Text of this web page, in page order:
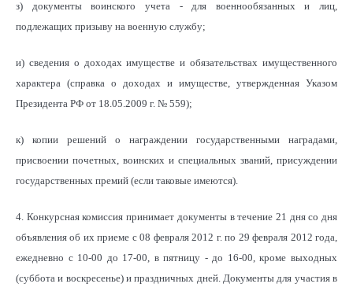
з) документы воинского учета - для военнообязанных и лиц,
подлежащих призыву на военную службу;
и) сведения о доходах имуществе и обязательствах имущественного
характера (справка о доходах и имуществе, утвержденная Указом
Президента РФ от 18.05.2009 г. № 559);
к) копии решений о награждении государственными наградами,
присвоении почетных, воинских и специальных званий, присуждении
государственных премий (если таковые имеются).
4. Конкурсная комиссия принимает документы в течение 21 дня со дня
объявления об их приеме с 08 февраля 2012 г. по 29 февраля 2012 года,
ежедневно с 10-00 до 17-00, в пятницу - до 16-00, кроме выходных
(суббота и воскресенье) и праздничных дней. Документы для участия в